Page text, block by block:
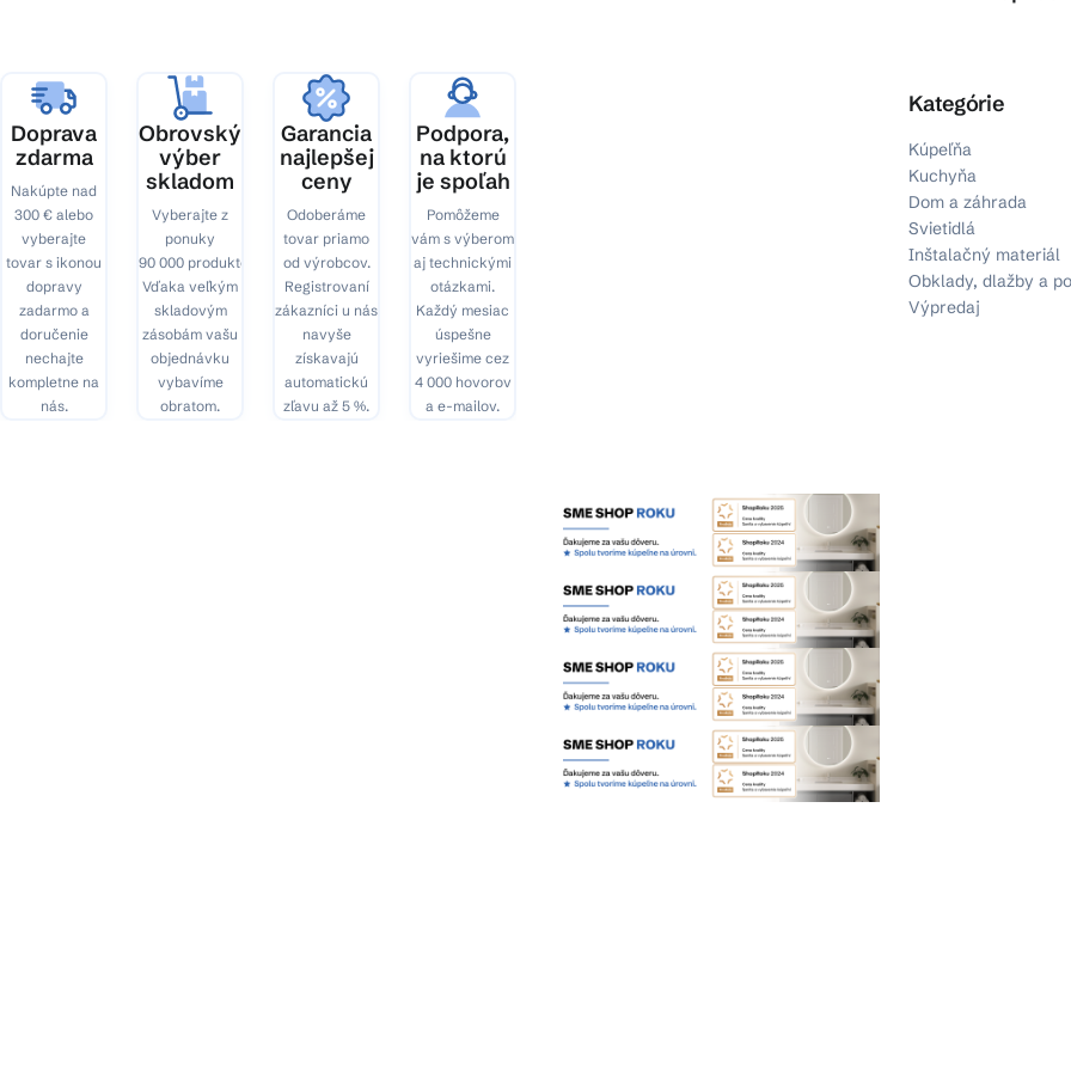
Doprava
zdarma
Nakúpte nad
300 € alebo
vyberajte
tovar s ikonou
dopravy
zadarmo a
doručenie
nechajte
kompletne na
nás.
Obrovský
výber
skladom
Vyberajte z
ponuky
90 000 produktov.
Vďaka veľkým
skladovým
zásobám vašu
objednávku
vybavíme
obratom.
Garancia
najlepšej
ceny
Odoberáme
tovar priamo
od výrobcov.
Registrovaní
zákazníci u nás
navyše
získavajú
automatickú
zľavu až 5 %.
Podpora,
na ktorú
je spoľah
Pomôžeme
vám s výberom
aj technickými
otázkami.
Každý mesiac
úspešne
vyriešime cez
4 000 hovorov
a e-mailov.
Kategórie
Kúpeľňa
Kuchyňa
Dom a záhrada
Svietidlá
Inštalačný materiál
Obklady, dlažby a
Výpredaj